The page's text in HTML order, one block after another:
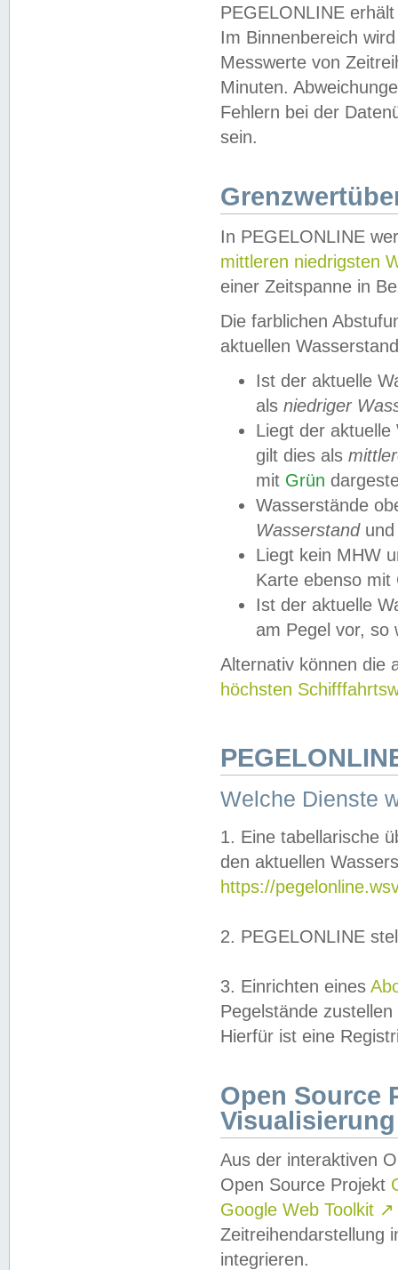
PEGELONLINE
Im Binnenbereich
Messwerte von
Minuten.
Fehlern bei der
sein.
In PEGELONLINE
mittleren niedrigsten
einer Zeitspanne in
Die farblichen
aktuellen
Ist der aktuelle
als niedriger
Liegt der
gilt dies als
mit Grün
Wasserstände
Wasserstandund
Liegt kein MHW
Karte ebenso mit
Ist der aktuelle
am Pegel vor,
Alternativ können die
höchsten
Welche Dienste
1. Eine tabellarische
den aktuellen
https://
2. PEGELONLINE
3. Einrichten eines
Pegelstände
Hierfür ist eine
Open Source
Visualisierung
Aus der interaktiven
Open Source Projekt
Google Web Toolkit ↗
Zeitreihendarstellung
integrieren.